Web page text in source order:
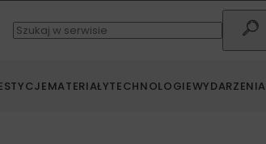
MATERIAŁYTECHNOLOGIEWYDARZENIA